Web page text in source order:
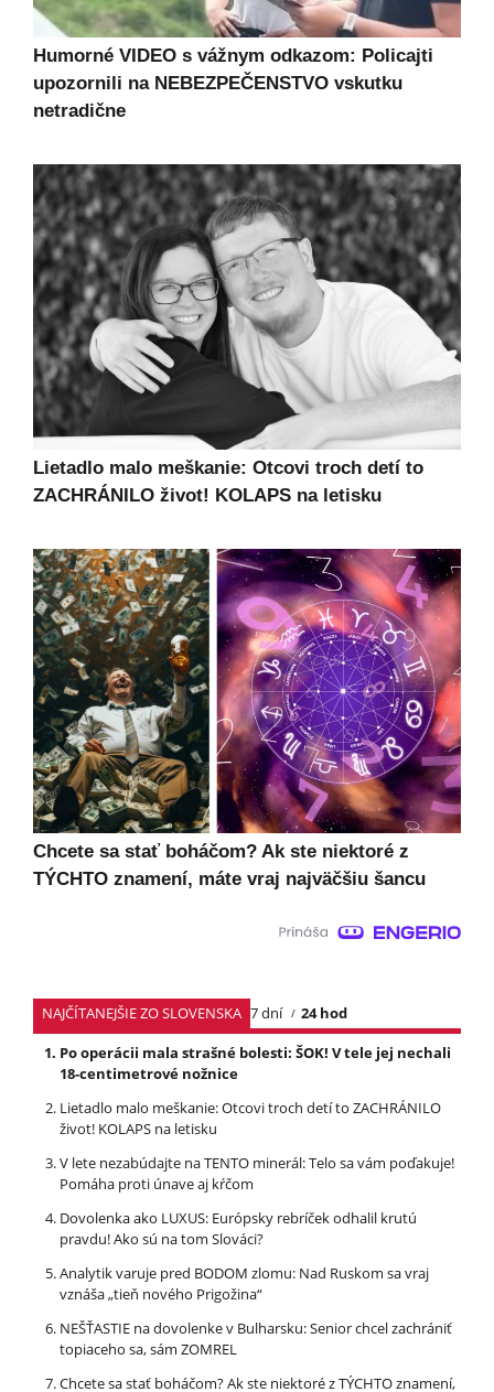
Humorné VIDEO s vážnym odkazom: Policajti
upozornili na NEBEZPEČENSTVO vskutku
netradične
Lietadlo malo meškanie: Otcovi troch detí to
ZACHRÁNILO život! KOLAPS na letisku
Chcete sa stať boháčom? Ak ste niektoré z
TÝCHTO znamení, máte vraj najväčšiu šancu
NAJČÍTANEJŠIE ZO SLOVENSKA 7 dní
24 hod
Po operácii mala strašné bolesti: ŠOK! V tele jej nechali
18-centimetrové nožnice
Lietadlo malo meškanie: Otcovi troch detí to ZACHRÁNILO
život! KOLAPS na letisku
V lete nezabúdajte na TENTO minerál: Telo sa vám poďakuje!
Pomáha proti únave aj kŕčom
Dovolenka ako LUXUS: Európsky rebríček odhalil krutú
pravdu! Ako sú na tom Slováci?
Analytik varuje pred BODOM zlomu: Nad Ruskom sa vraj
vznáša „tieň nového Prigožina“
NEŠŤASTIE na dovolenke v Bulharsku: Senior chcel zachrániť
topiaceho sa, sám ZOMREL
Chcete sa stať boháčom? Ak ste niektoré z TÝCHTO znamení,